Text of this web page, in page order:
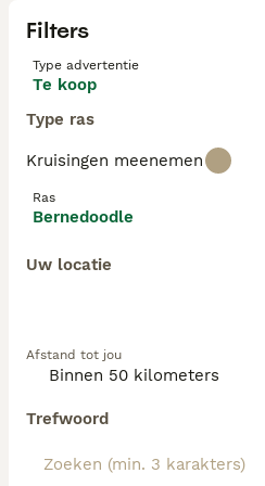
Filters
Type advertentie
Te koop
Type ras
Kruisingen meenemen
Ras
Bernedoodle
Uw locatie
Afstand tot jou
Trefwoord